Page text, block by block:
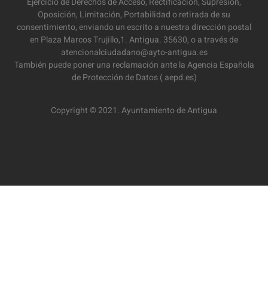
Oposición, Limitación, Portabilidad o retirada de su
consentimiento, enviando un escrito a nuestra dirección postal
en Plaza Marcos Trujillo,1. Antigua. 35630, o a través de
atencionalciudadano@ayto-antigua.es
También puede poner una reclamación ante la Agencia Española
de Protección de Datos ( aepd.es)
Copyright © 2021. Ayuntamiento de Antigua